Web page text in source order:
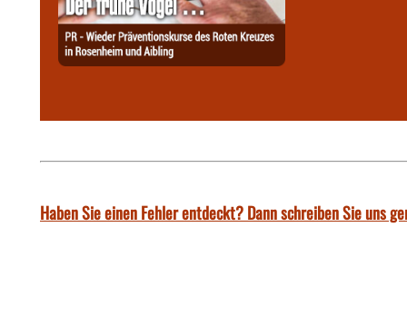
Haben Sie einen Fehler entdeckt? Dann schreiben Sie uns